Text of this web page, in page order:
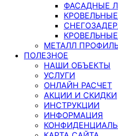
ФАСАДНЫЕ
МЕТАЛЛ
ПОЛЕЗНОЕ
НАШИ ОБЪЕКТЫ
УСЛУГИ
ОНЛАЙН РАСЧЕТ
АКЦИИ И СКИДКИ
ИНСТРУКЦИИ
ИНФОРМАЦИЯ